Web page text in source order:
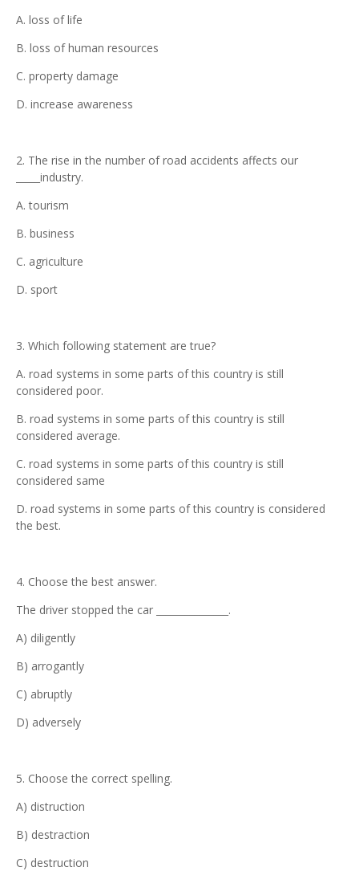
A. loss of life
B. loss of human resources
C. property damage
D. increase awareness
2. The rise in the number of road accidents affects our
_____industry.
A. tourism
B. business
C. agriculture
D. sport
3. Which following statement are true?
A. road systems in some parts of this country is still
considered poor.
B. road systems in some parts of this country is still
considered average.
C. road systems in some parts of this country is still
considered same
D. road systems in some parts of this country is considered
the best.
4. Choose the best answer.
The driver stopped the car _______________.
A) diligently
B) arrogantly
C) abruptly
D) adversely
5. Choose the correct spelling.
A) distruction
B) destraction
C) destruction